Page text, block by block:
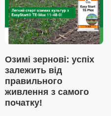
Озимі зернові: успіх
залежить від
правильного
живлення з самого
початку!